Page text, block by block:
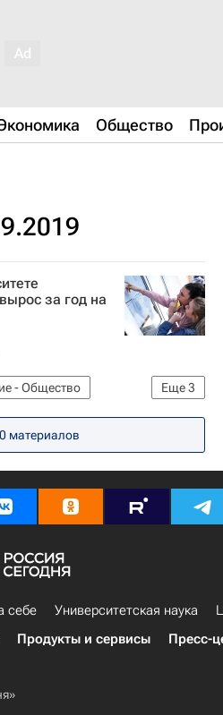
Общество
за год на
Еще3
- Общество
Сеченова
материалов
себе Университетская наука
Продукты и сервисы Пресс-